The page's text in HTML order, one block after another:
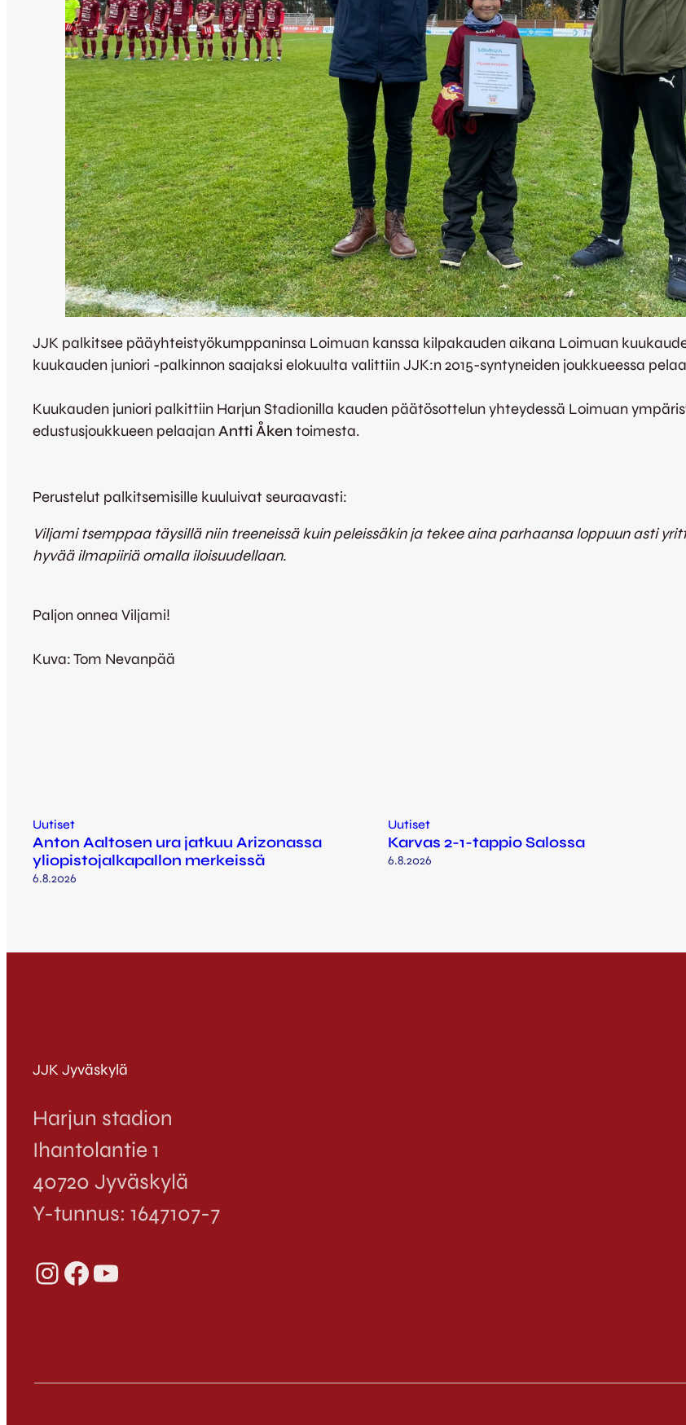
JJK palkitsee pääyhteistyökumppaninsa Loimuan kanssa kilpakauden aikana Loimuan
kuukauden juniori -palkinnon saajaksi elokuulta valittiin JJK:n 2015-syntyneiden joukkueessa
Kuukauden juniori palkittiin Harjun Stadionilla kauden päätösottelun yhteydessä Loimuan
edustusjoukkueen pelaajanAntti Åken toimesta.
Perustelut palkitsemisille kuuluivat seuraavasti:
Viljami tsemppaa täysillä niin treeneissä kuin peleissäkin ja tekee aina parhaansa loppuun asti
hyvää ilmapiiriä omalla iloisuudellaan.
Paljon onnea Viljami!
Kuva: Tom Nevanpää
Uutiset
Anton Aaltosen ura jatkuu Arizonassa
yliopistojalkapallon merkeissä
6.8.2026
Uutiset
Karvas 2-1-tappio Salossa
6.8.2026
JJK Jyväskylä
Harjun stadion
Ihantolantie 1
40720 Jyväskylä
Y-tunnus: 1647107-7
InstagramFacebook YouTube